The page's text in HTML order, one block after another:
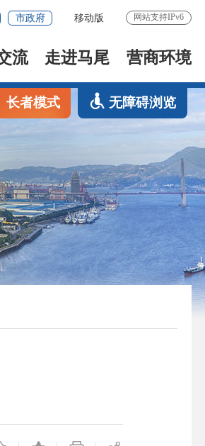
市政府 移动版 网站支持IPv6
流 走进马尾 营商环境
长者模式 无障碍浏览